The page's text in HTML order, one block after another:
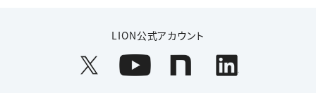
LION公式アカウント